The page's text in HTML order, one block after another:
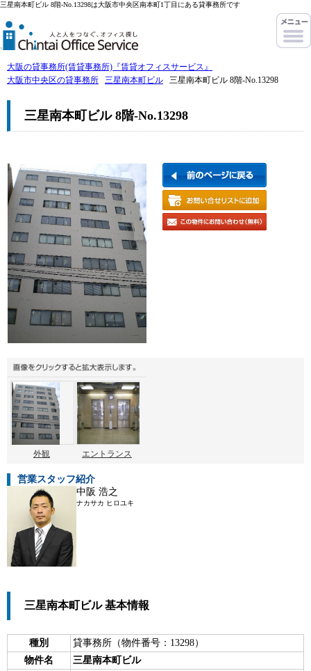
三星南本町ビル 8階-No.13298は大阪市中央区南本町1丁目にある貸事務所です
大阪の貸事務所(賃貸事務所)『賃貸オフィスサービス』
大阪市中央区の貸事務所
三星南本町ビル 三星南本町ビル 8階-No.13298
三星南本町ビル 8階-No.13298
外観 エントランス
営業スタッフ紹介
中阪 浩之
ナカサカ ヒロユキ
三星南本町ビル 基本情報
種別
貸事務所（物件番号：13298）
物件名
三星南本町ビル